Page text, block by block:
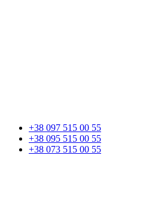
+38 097 515 00 55
+38 095 515 00 55
+38 073 515 00 55